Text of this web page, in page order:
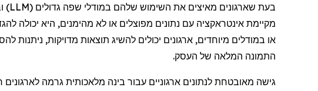
בעת שארגונים מאיצים את השימוש שלהם במודלי שפה גדולים (LLM
)
מקיימת אינטראקציה עם נתונים מפוצלים או לא מהימנים, היא יכולה
או במודלים מיוחדים, ארגונים יכולים להשיג תוצאות מדויקות,
התמונה המלאה של העסק.
גישה מאובטחת לנתונים ארגוניים עבור בינה מלאכותית גרמה